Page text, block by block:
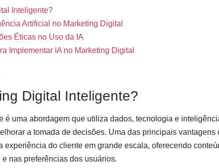
Inteligente?
Artificial no Marketing Digital
Éticas no Uso da IA
Implementar IA no Marketing Digital
Digital Inteligente?
é uma abordagem que utiliza dados, tecnologia e
a tomada de decisões. Uma das principais vantagens
experiência do cliente em grande escala, oferecendo
nas preferências dos usuários.